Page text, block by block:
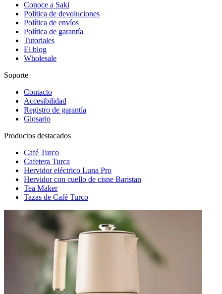
Conoce a Saki
Política de devoluciones
Política de envíos
Política de garantía
Tutoriales
El blog
Wholesale
Soporte
Contacto
Accesibilidad
Registro de garantía
Glosario
Productos destacados
Café Turco
Cafetera Turca
Hervidor eléctrico Luna Pro
Hervidor con cuello de cisne Baristan
Tea Maker
Tazas de Café Turco